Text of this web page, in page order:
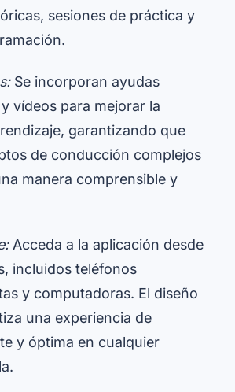
sesiones de práctica y
Se incorporan ayudas
vídeos para mejorar la
garantizando que
de conducción complejos
manera comprensible y
Acceda a la aplicación desde
incluidos teléfonos
y computadoras. El diseño
una experiencia de
y óptima en cualquier